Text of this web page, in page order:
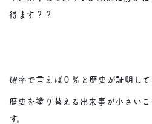
得ます？？
確率で言えば０％と歴史が証明して
歴史を塗り替える出来事が小さい
す。